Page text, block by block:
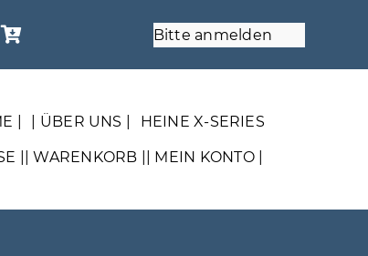
Bitte anmelden
| | ÜBER UNS | HEINE X-SERIES
| | WARENKORB | | MEIN KONTO |